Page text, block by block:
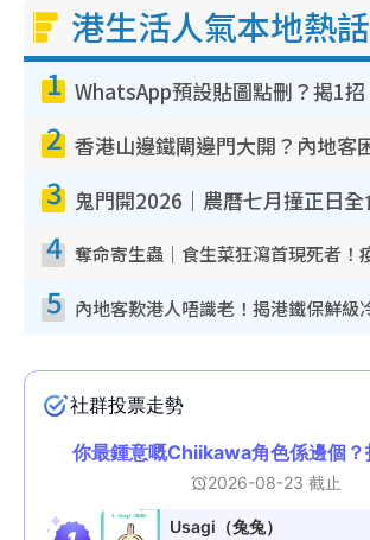
港生活人氣本地熱話
1
2
3
4
5